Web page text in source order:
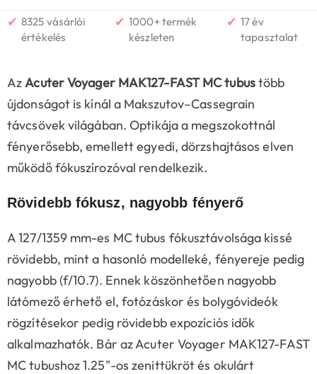
✔ 8325 vásárlói
értékelés
✔ 1000+ termék
készleten
✔ 17 év
tapasztalat
AzAcuter Voyager MAK127-FAST MC tubustöbb
újdonságot is kínál a Makszutov–Cassegrain
távcsövek világában. Optikája a megszokottnál
fényerősebb, emellett egyedi, dörzshajtásos elven
működő fókuszírozóval rendelkezik.
Rövidebb fókusz, nagyobb fényerő
A 127/1359 mm-es MC tubus fókusztávolsága kissé
rövidebb, mint a hasonló modelleké, fényereje pedig
nagyobb (f/10.7). Ennek köszönhetően nagyobb
látómező érhető el, fotózáskor és bolygóvideók
rögzítésekor pedig rövidebb expozíciós idők
alkalmazhatók. Bár az Acuter Voyager MAK127-FAST
MC tubushoz 1.25"-os zenittükröt és okulárt